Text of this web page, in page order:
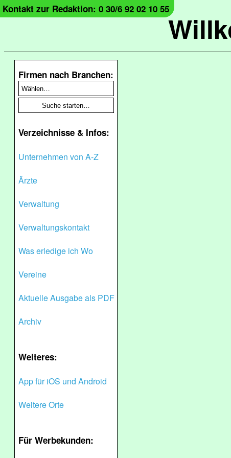
Kontakt zur Redaktion: 0 30/6 92 02 10 55
Firmen nach Branchen:
Verzeichnisse & Infos:
Unternehmen von A-Z
Ärzte
Verwaltung
Verwaltungskontakt
Was erledige ich Wo
Vereine
Aktuelle Ausgabe als PDF
Archiv
Weiteres:
App für iOS und Android
Weitere Orte
Für Werbekunden: